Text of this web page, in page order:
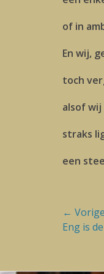
of in
En wij,
toch
alsof
straks
een
← Vorige
Vorige
Eng is